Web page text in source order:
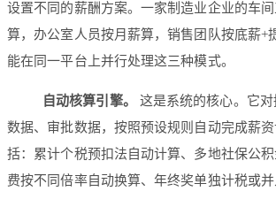
设置不同的薪酬方案。一家制造业企业的车
算，办公室人员按月薪算，销售团队按底薪
能在同一平台上并行处理这三种模式。
自动核算引擎。
这是系统的核心。它
数据、审批数据，按照预设规则自动完成薪
括：累计个税预扣法自动计算、多地社保公
费按不同倍率自动换算、年终奖单独计税或